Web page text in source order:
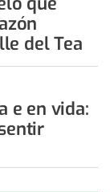
del Tea
e en vida: